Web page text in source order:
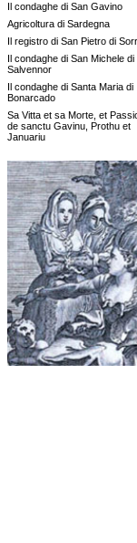
Il condaghe di San Gavino
Agricoltura di Sardegna
Il registro di San Pietro di
Il condaghe di San Michele di
Salvennor
Il condaghe di Santa Maria di
Bonarcado
Sa Vitta et sa Morte, et
de sanctu Gavinu, Prothu et
Januariu